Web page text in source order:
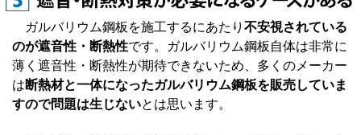
ガルバリウム鋼板を施工するにあたり 不安視されている
のが遮音性・断熱性です。ガルバリウム鋼板自体は非常に
薄く遮音性・断熱性が期待できないため、多くのメーカー
は断熱材と一体になったガルバリウム鋼板を販売していま
すので問題は生じないとは思います。